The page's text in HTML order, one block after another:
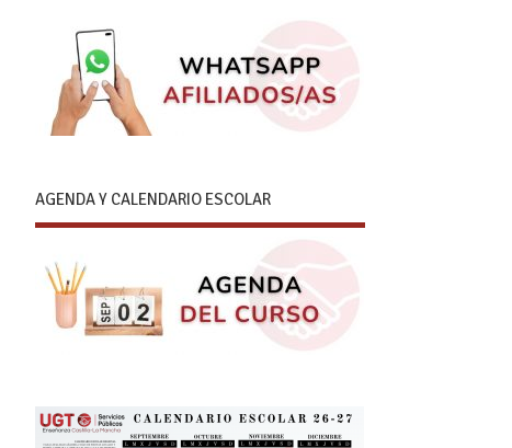
AGENDA Y CALENDARIO ESCOLAR